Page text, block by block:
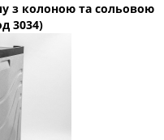
з колоною та сольовою
3034)